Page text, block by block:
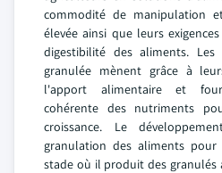
commodité de manipulation
élevée ainsi que leurs
digestibilité des aliments.
granulée mènent grâce à
l'apport alimentaire et
cohérente des nutriments
croissance. Le
granulation des aliments
stade où il produit des granulés